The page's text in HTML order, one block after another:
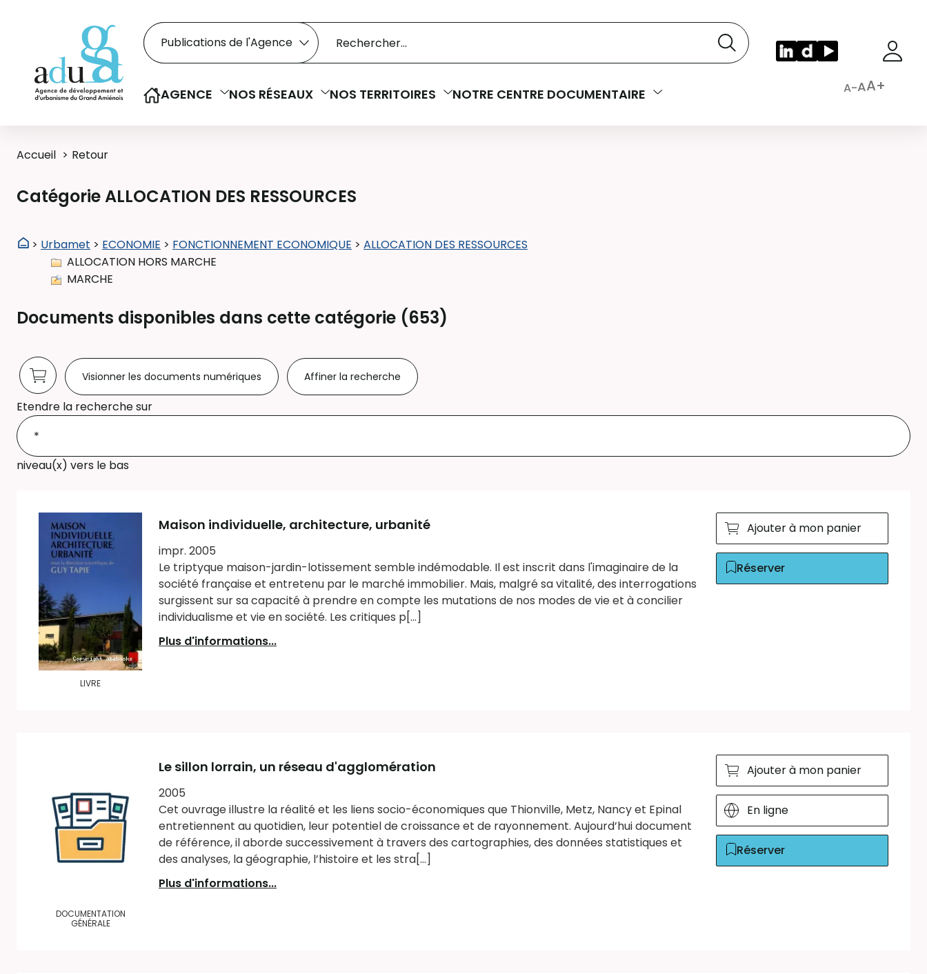
Rechercher dans le catalogue
Recherche
Sélectionner le type de la recherche
AGENCE NOS RÉSEAUX NOS TERRITOIRES NOTRE CENTRE DOCUMENTAIRE A-AA+
Accueil Retour
Catégorie ALLOCATION DES RESSOURCES
> Urbamet > ECONOMIE > FONCTIONNEMENT ECONOMIQUE > ALLOCATION DES RESSOURCES
ALLOCATION HORS MARCHE
MARCHE
Documents disponibles dans cette catégorie (653)
Visionner les documents numériques Affiner la recherche
Etendre la recherche sur
niveau(x) vers le bas
LIVRE
Maison individuelle, architecture, urbanité
impr. 2005
Le triptyque maison-jardin-lotissement semble indémodable. Il est inscrit dans l'imaginaire de la
société française et entretenu par le marché immobilier. Mais, malgré sa vitalité, des interrogations
surgissent sur sa capacité à prendre en compte les mutations de nos modes de vie et à concilier
individualisme et vie en société. Les critiques p[...]
Plus d'informations...
Ajouter à mon panier
Réserver
DOCUMENTATION
GÉNÉRALE
Le sillon lorrain, un réseau d'agglomération
2005
Cet ouvrage illustre la réalité et les liens socio-économiques que Thionville, Metz, Nancy et Epinal
entretiennent au quotidien, leur potentiel de croissance et de rayonnement. Aujourd’hui document
de référence, il aborde successivement à travers des cartographies, des données statistiques et
des analyses, la géographie, l’histoire et les stra[...]
Plus d'informations...
Ajouter à mon panier
En ligne
Réserver